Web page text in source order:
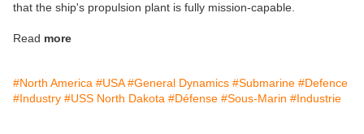
that the ship's propulsion plant is fully mission-capable.
Read more
#North America #USA #General Dynamics #Submarine #Defence
#Industry #USS North Dakota #Défense #Sous-Marin #Industrie